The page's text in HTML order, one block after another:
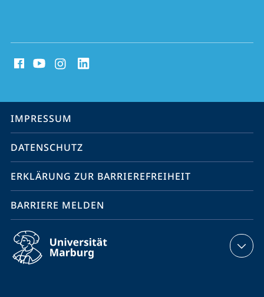
Media
Service-
Navigation
IMPRESSUM
DATENSCHUTZ
ERKLÄRUNG ZUR BARRIEREFREIHEIT
BARRIERE MELDEN